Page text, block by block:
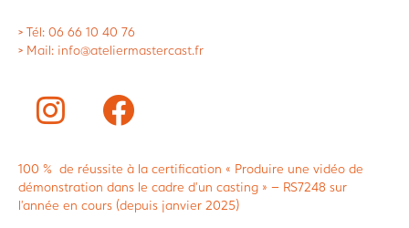
> Tél: 06 66 10 40 76
> Mail: info@ateliermastercast.fr
100 % de réussite à la certification « Produire une vidéo de
démonstration dans le cadre d’un casting » – RS7248 sur
l’année en cours (depuis janvier 2025)